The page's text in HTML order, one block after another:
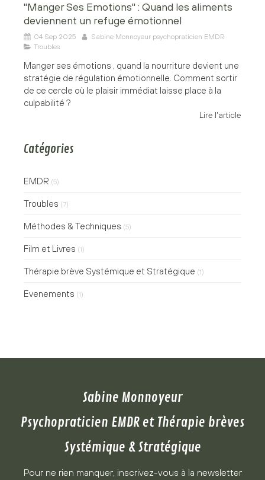
"Manger Ses Emotions" : Quand les aliments
deviennent un refuge émotionnel
04 Sep 2025
Sabine Monnoyeur psychopraticien EMDR
Troubles
Manger ses émotions , quand la nourriture devient une
stratégie de régulation émotionnelle. Comment sortir
de ce cercle où le plaisir immédiat laisse place à la
culpabilité ?
Lire l'article
Catégories
EMDR (5)
Troubles (7)
Méthodes & Techniques (5)
Film et Livres (1)
Thérapie brève Systémique et Stratégique (1)
Evenements (1)
Sabine Monnoyeur
Psychopraticien EMDR et Thérapie brèves
Systémique & Stratégique
Pour ne rien manquer, inscrivez-vous à la newsletter